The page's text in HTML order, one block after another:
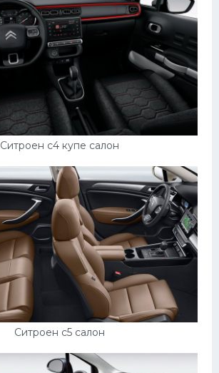
Ситроен с4 купе салон
Ситроен с5 салон